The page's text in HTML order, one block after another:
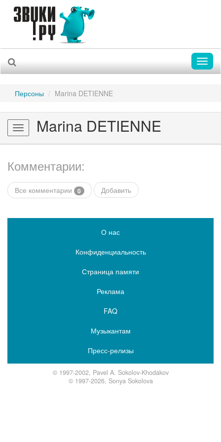
Персоны Marina DETIENNE
Toggle
navigation
Marina DETIENNE
Комментарии:
Все комментарии 0 Добавить
О нас
Конфиденциальность
Страница памяти
Реклама
FAQ
Музыкантам
Пресс-релизы
© 1997-2002, Pavel A. Sokolov-Khodakov
© 1997-2026, Sonya Sokolova